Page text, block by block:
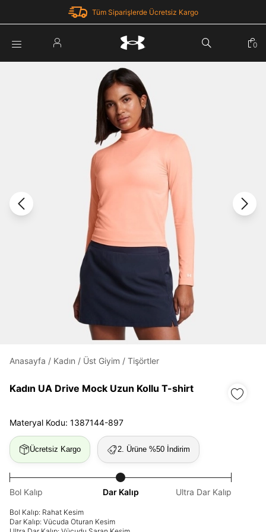
Tüm Siparişlerde Ücretsiz Kargo
Under Armour'da yeni misiniz? Kayıt Ol
Üye Olmadan Devam Et
0
Anasayfa / Kadın / Üst Giyim / Tişörtler
Kadın UA Drive Mock Uzun Kollu T-shirt
Materyal Kodu: 1387144-897
Ücretsiz Kargo 2. Ürüne %50 İndirim
Bol Kalıp Dar Kalıp Ultra Dar Kalıp
Bol Kalıp: Rahat Kesim
Dar Kalıp: Vücuda Oturan Kesim
Parola Yenileme
Parolayı Yenile
Zaten hesabın var mı? Giriş yap
Daha hızlı ödeme. Hızlı sipariş takibi.